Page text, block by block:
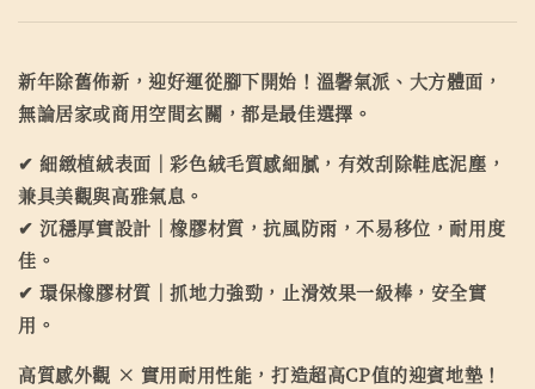
新年除舊佈新，迎好運從腳下開始！溫馨氣派、大方體面，
無論居家或商用空間玄關，都是最佳選擇。
✔ 細緻植絨表面｜彩色絨毛質感細膩，有效刮除鞋底泥塵，
兼具美觀與高雅氣息。
✔ 沉穩厚實設計｜橡膠材質，抗風防雨，不易移位，耐用度
佳。
✔ 環保橡膠材質｜抓地力強勁，止滑效果一級棒，安全實
用。
高質感外觀 × 實用耐用性能，打造超高CP值的迎賓地墊！